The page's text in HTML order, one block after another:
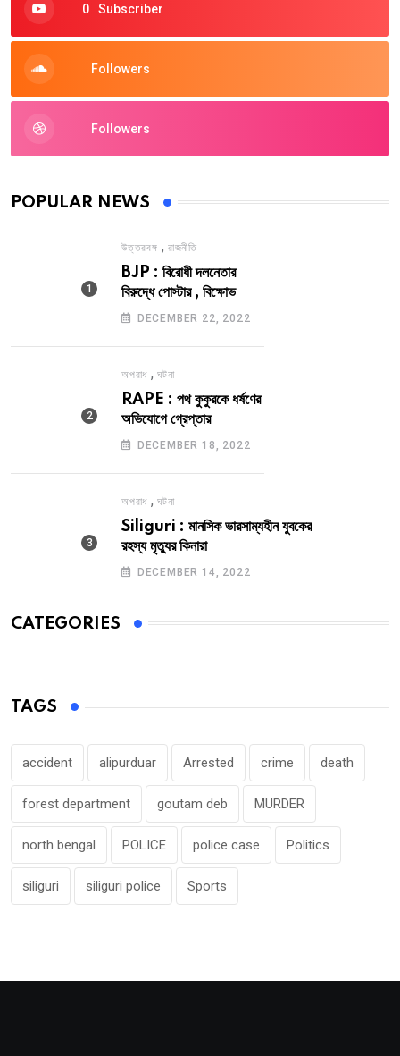
0 Subscriber
Followers
Followers
POPULAR NEWS
উত্তরবঙ্গ , রাজনীতি
BJP : বিরোধী দলনেতার
বিরুদ্ধে পোস্টার , বিক্ষোভ
DECEMBER 22, 2022
অপরাধ ,ঘটনা
RAPE : পথ কুকুরকে ধর্ষণের
অভিযোগে গ্রেপ্তার
DECEMBER 18, 2022
অপরাধ ,ঘটনা
Siliguri : মানসিক ভারসাম্যহীন যুবকের
রহস্য মৃত্যুর কিনারা
DECEMBER 14, 2022
CATEGORIES
TAGS
accident alipurduar Arrested crime death
forest department goutam deb MURDER
north bengal POLICE police case Politics
siliguri siliguri police Sports